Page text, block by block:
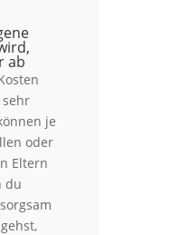
ab
je
oder
Eltern
du